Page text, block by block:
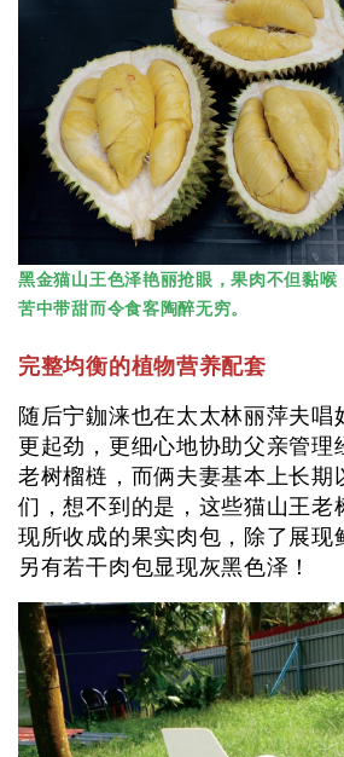
黑金猫山王色泽艳丽抢眼，果肉不但黏
苦中带甜而令食客陶醉无穷。
完整均衡的植物营养配套
随后宁鉫涞也在太太林丽萍夫唱
更起劲，更细心地协助父亲管理
老树榴梿，而俩夫妻基本上长期
们，想不到的是，这些猫山王老
现所收成的果实肉包，除了展现
另有若干肉包显现灰黑色泽！